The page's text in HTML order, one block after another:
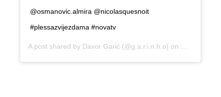
@osmanovic.almira @nicolasquesnoit
#plessazvijezdama #novatv
A post shared by Davor Garić (@g.a.r.i.n.h.o) on